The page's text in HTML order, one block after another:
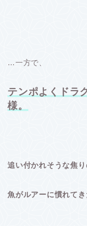
…一方で、
テンポよくドラ
様。
追い付かれそうな焦
魚がルアーに慣れて